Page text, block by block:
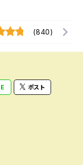
(840)
ポスト